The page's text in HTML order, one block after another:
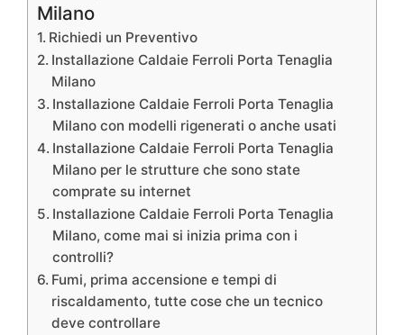
Milano
Richiedi un Preventivo
Installazione Caldaie Ferroli Porta Tenaglia
Milano
Installazione Caldaie Ferroli Porta Tenaglia
Milano con modelli rigenerati o anche usati
Installazione Caldaie Ferroli Porta Tenaglia
Milano per le strutture che sono state
comprate su internet
Installazione Caldaie Ferroli Porta Tenaglia
Milano, come mai si inizia prima con i
controlli?
Fumi, prima accensione e tempi di
riscaldamento, tutte cose che un tecnico
deve controllare